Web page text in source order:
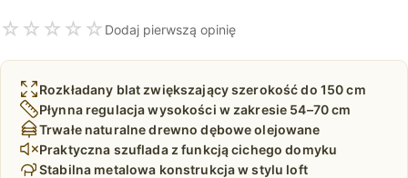
☆ ☆ ☆ ☆ ☆ Dodaj pierwszą opinię
Rozkładany blat zwiększający szerokość do 150 cm
Płynna regulacja wysokości w zakresie 54–70 cm
Trwałe naturalne drewno dębowe olejowane
Praktyczna szuflada z funkcją cichego domyku
Stabilna metalowa konstrukcja w stylu loft